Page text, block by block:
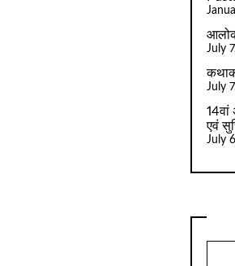
July
July
14वां
एवं
July